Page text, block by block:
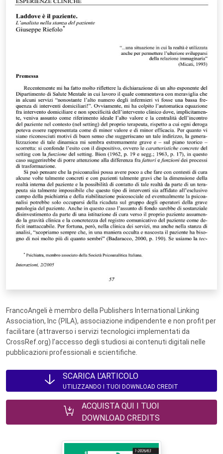
FrancoAngeli è membro della Publishers International Linking
Association, Inc (PILA), associazione indipendente e non profit per
facilitare (attraverso i servizi tecnologici implementati da
CrossRef.org) l’accesso degli studiosi ai contenuti digitali nelle
pubblicazioni professionali e scientifiche.
SCARICA L'ARTICOLO
UTILIZZANDO I TUOI DOWNLOAD CREDIT
ACQUISTA QUI I TUOI
DOWNLOAD CREDITS